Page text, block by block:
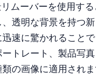
ムーバーを使用す
透明な背景を持つ
速に驚かれること
トレート、製品写
の画像に適用されま